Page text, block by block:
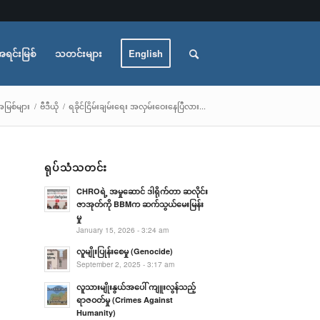
င်းမြစ် သတင်းများ English
စ်များ / ဗီဒီယို / ရခိုင်ငြိမ်းချမ်းရေး အလှမ်းဝေးနေပြီလား...
ရုပ်သံသတင်း
CHROရဲ့ အမှုဆောင် ဒါရိုက်တာ ဆလိုင်း
ဇာအုတ်ကို BBMက ဆက်သွယ်မေးမြန်း
မှု
January 15, 2026 - 3:24 am
လူမျိုးပြုန်းစေမှု (Genocide)
September 2, 2025 - 3:17 am
လူသားမျိုးနွယ်အပေါ် ကျူးလွန်သည့်
ရာဇဝတ်မှု (Crimes Against
Humanity)